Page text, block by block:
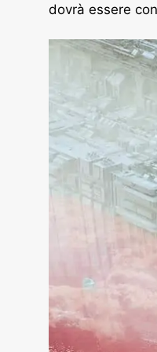
dovrà essere